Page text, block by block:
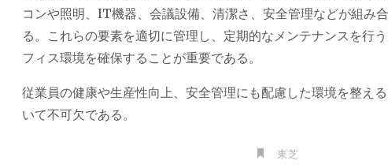
コンや照明、IT機器、会議設備、清潔さ、安全管理などが組み
る。これらの要素を適切に管理し、定期的なメンテナンスを行
フィス環境を確保することが重要である。
従業員の健康や生産性向上、安全管理にも配慮した環境を整え
いて不可欠である。
東芝